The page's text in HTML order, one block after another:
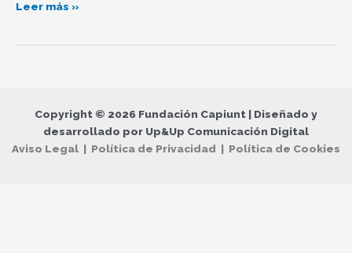
Leer más »
Copyright © 2026 Fundación Capiunt | Diseñado y
desarrollado por Up&Up Comunicación Digital
Aviso Legal | Política de Privacidad | Política de Cookies